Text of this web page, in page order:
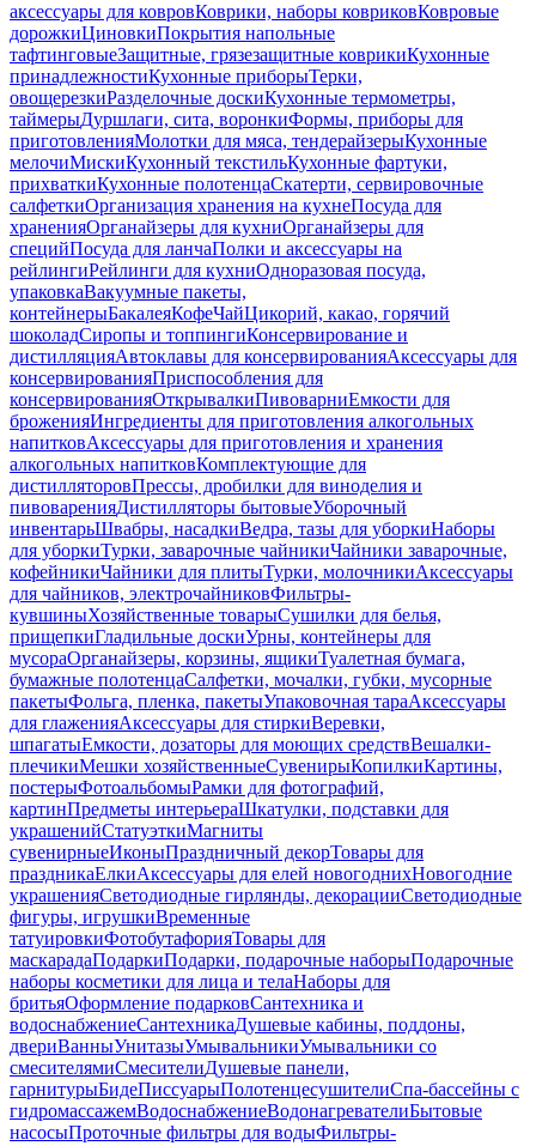
аксессуары для ковровКоврики, наборы ковриковКовровые
дорожкиЦиновкиПокрытия напольные
тафтинговыеЗащитные, грязезащитные коврикиКухонные
принадлежностиКухонные приборыТерки,
овощерезкиРазделочные доскиКухонные термометры,
таймерыДуршлаги, сита, воронкиФормы, приборы для
приготовленияМолотки для мяса, тендерайзерыКухонные
мелочиМискиКухонный текстильКухонные фартуки,
прихваткиКухонные полотенцаСкатерти, сервировочные
салфеткиОрганизация хранения на кухнеПосуда для
храненияОрганайзеры для кухниОрганайзеры для
специйПосуда для ланчаПолки и аксессуары на
рейлингиРейлинги для кухниОдноразовая посуда,
упаковкаВакуумные пакеты,
контейнерыБакалеяКофеЧайЦикорий, какао, горячий
шоколадСиропы и топпингиКонсервирование и
дистилляцияАвтоклавы для консервированияАксессуары для
консервированияПриспособления для
консервированияОткрывалкиПивоварниЕмкости для
броженияИнгредиенты для приготовления алкогольных
напитковАксессуары для приготовления и хранения
алкогольных напитковКомплектующие для
дистилляторовПрессы, дробилки для виноделия и
пивоваренияДистилляторы бытовыеУборочный
инвентарьШвабры, насадкиВедра, тазы для уборкиНаборы
для уборкиТурки, заварочные чайникиЧайники заварочные,
кофейникиЧайники для плитыТурки, молочникиАксессуары
для чайников, электрочайниковФильтры-
кувшиныХозяйственные товарыСушилки для белья,
прищепкиГладильные доскиУрны, контейнеры для
мусораОрганайзеры, корзины, ящикиТуалетная бумага,
бумажные полотенцаСалфетки, мочалки, губки, мусорные
пакетыФольга, пленка, пакетыУпаковочная тараАксессуары
для глаженияАксессуары для стиркиВеревки,
шпагатыЕмкости, дозаторы для моющих средствВешалки-
плечикиМешки хозяйственныеСувенирыКопилкиКартины,
постерыФотоальбомыРамки для фотографий,
картинПредметы интерьераШкатулки, подставки для
украшенийСтатуэткиМагниты
сувенирныеИконыПраздничный декорТовары для
праздникаЕлкиАксессуары для елей новогоднихНовогодние
украшенияСветодиодные гирлянды, декорацииСветодиодные
фигуры, игрушкиВременные
татуировкиФотобутафорияТовары для
маскарадаПодаркиПодарки, подарочные наборыПодарочные
наборы косметики для лица и телаНаборы для
бритьяОформление подарковСантехника и
водоснабжениеСантехникаДушевые кабины, поддоны,
двериВанныУнитазыУмывальникиУмывальники со
смесителямиСмесителиДушевые панели,
гарнитурыБидеПиссуарыПолотенцесушителиСпа-бассейны с
гидромассажемВодоснабжениеВодонагревателиБытовые
насосыПроточные фильтры для водыФильтры-